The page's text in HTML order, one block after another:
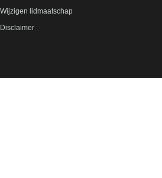
Wijzigen lidmaatschap
Disclaimer